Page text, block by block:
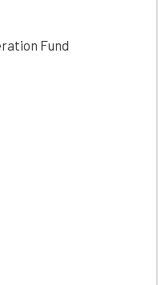
Fund